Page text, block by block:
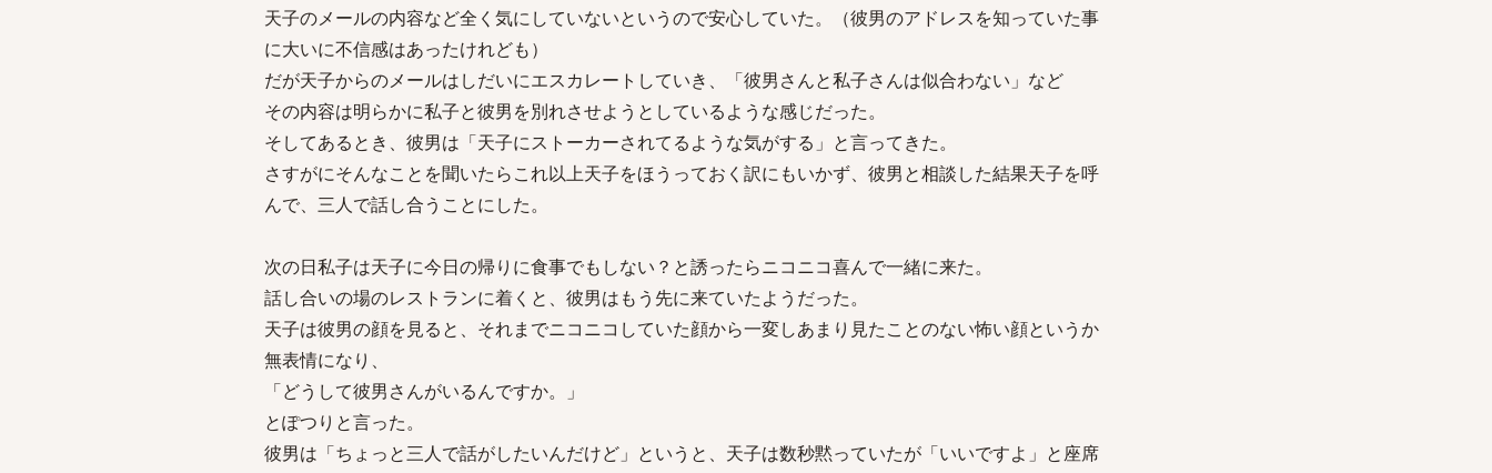
天子のメールの内容など全く気にしていないというので安心していた。（彼男のアドレスを知っていた事
に大いに不信感はあったけれども）
だが天子からのメールはしだいにエスカレートしていき、「彼男さんと私子さんは似合わない」など
その内容は明らかに私子と彼男を別れさせようとしているような感じだった。
そしてあるとき、彼男は「天子にストーカーされてるような気がする」と言ってきた。
さすがにそんなことを聞いたらこれ以上天子をほうっておく訳にもいかず、彼男と相談した結果天子を呼
んで、三人で話し合うことにした。
次の日私子は天子に今日の帰りに食事でもしない？と誘ったらニコニコ喜んで一緒に来た。
話し合いの場のレストランに着くと、彼男はもう先に来ていたようだった。
天子は彼男の顔を見ると、それまでニコニコしていた顔から一変しあまり見たことのない怖い顔というか
無表情になり、
「どうして彼男さんがいるんですか。」
とぽつりと言った。
彼男は「ちょっと三人で話がしたいんだけど」というと、天子は数秒黙っていたが「いいですよ」と座席